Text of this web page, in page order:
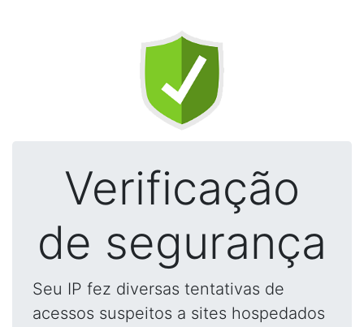
Verificação
de segurança
Seu IP fez diversas tentativas de
acessos suspeitos a sites hospedados